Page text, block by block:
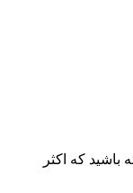
باشید که اکثر